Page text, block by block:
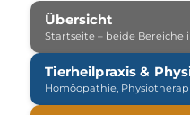
Übersicht
Startseite – beide Bereiche
Tierheilpraxis &
Homöopathie,